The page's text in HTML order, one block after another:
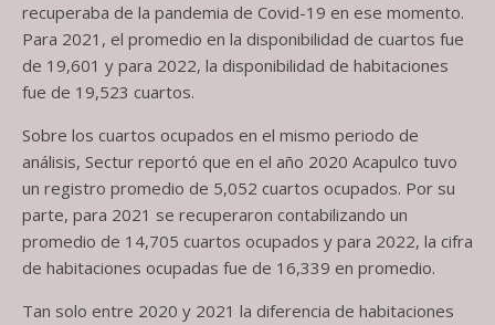
recuperaba de la pandemia de Covid-19 en ese momento.
Para 2021, el promedio en la disponibilidad de cuartos fue
de 19,601 y para 2022, la disponibilidad de habitaciones
fue de 19,523 cuartos.
Sobre los cuartos ocupados en el mismo periodo de
análisis, Sectur reportó que en el año 2020 Acapulco tuvo
un registro promedio de 5,052 cuartos ocupados. Por su
parte, para 2021 se recuperaron contabilizando un
promedio de 14,705 cuartos ocupados y para 2022, la cifra
de habitaciones ocupadas fue de 16,339 en promedio.
Tan solo entre 2020 y 2021 la diferencia de habitaciones